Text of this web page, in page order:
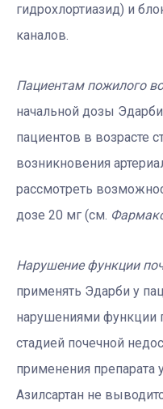
гидрохлортиазид) и
каналов.
Пациентам пожилого
начальной дозы
пациентов в возрасте
возникновения
рассмотреть
дозе 20 мг (см.
Нарушение функции
применять Эдарби у
нарушениями функции
стадией почечной
применения препарата
Азилсартан не